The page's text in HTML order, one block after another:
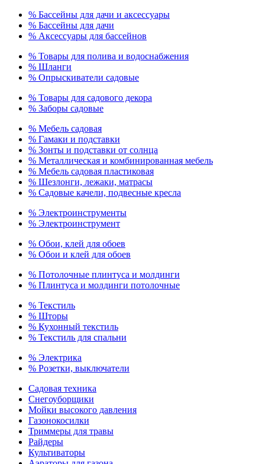
% Бассейны для дачи и аксессуары
% Бассейны для дачи
% Аксессуары для бассейнов
% Товары для полива и водоснабжения
% Шланги
% Опрыскиватели садовые
% Товары для садового декора
% Заборы садовые
% Мебель садовая
% Гамаки и подставки
% Зонты и подставки от солнца
% Металлическая и комбинированная мебель
% Мебель садовая пластиковая
% Шезлонги, лежаки, матрасы
% Садовые качели, подвесные кресла
% Электроинструменты
% Электроинструмент
% Обои, клей для обоев
% Обои и клей для обоев
% Потолочные плинтуса и молдинги
% Плинтуса и молдинги потолочные
% Текстиль
% Шторы
% Кухонный текстиль
% Текстиль для спальни
% Электрика
% Розетки, выключатели
Садовая техника
Снегоуборщики
Мойки высокого давления
Газонокосилки
Триммеры для травы
Райдеры
Культиваторы